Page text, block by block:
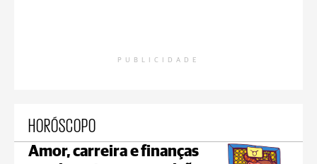
PUBLICIDADE
HORÓSCOPO
Amor, carreira e finanças